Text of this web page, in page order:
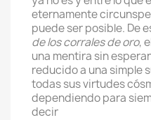
eternamente
puede ser posible. De
de los corrales de oro,
una mentira sin
reducido a una simple
todas sus virtudes
dependiendo para
decir